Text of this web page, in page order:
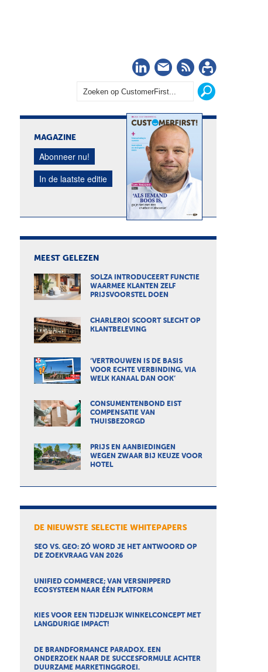
LinkedIn
Nieuwsbrief
RSS
MAGAZINE
Abonneer nu!
In de laatste editie
MEEST GELEZEN
SOLZA INTRODUCEERT FUNCTIE
WAARMEE KLANTEN ZELF
PRIJSVOORSTEL DOEN
CHARLEROI SCOORT SLECHT OP
KLANTBELEVING
‘VERTROUWEN IS DE BASIS
VOOR ECHTE VERBINDING, VIA
WELK KANAAL DAN OOK’
CONSUMENTENBOND EIST
COMPENSATIE VAN
THUISBEZORGD
PRIJS EN AANBIEDINGEN
WEGEN ZWAAR BIJ KEUZE VOOR
HOTEL
DE NIEUWSTE SELECTIE WHITEPAPERS
SEO VS. GEO: ZÓ WORD JE HET ANTWOORD OP
DE ZOEKVRAAG VAN 2026
UNIFIED COMMERCE; VAN VERSNIPPERD
ECOSYSTEEM NAAR ÉÉN PLATFORM
KIES VOOR EEN TIJDELIJK WINKELCONCEPT MET
LANGDURIGE IMPACT!
DE BRANDFORMANCE PARADOX. EEN
ONDERZOEK NAAR DE SUCCESFORMULE ACHTER
DUURZAME MARKETINGGROEI.